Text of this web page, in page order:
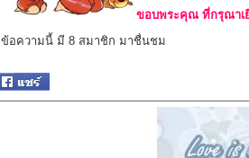
ขอบพระคุณ ที่กรุณาเ
ข้อความนี้ มี 8 สมาชิก มาชื่นชม